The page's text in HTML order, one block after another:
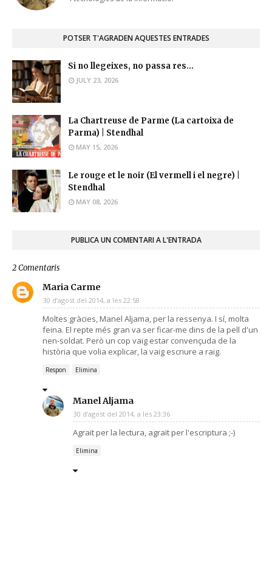
POTSER T'AGRADEN AQUESTES ENTRADES
Si no llegeixes, no passa res...
JULY 23, 2026
La Chartreuse de Parme (La cartoixa de
Parma) | Stendhal
MAY 15, 2026
Le rouge et le noir (El vermell i el negre) |
Stendhal
MAY 08, 2026
PUBLICA UN COMENTARI A L'ENTRADA
2 Comentaris
Maria Carme
30 d’agost del 2014, a les 22:58
Moltes gràcies, Manel Aljama, per la ressenya. I sí, molta
feina. El repte més gran va ser ficar-me dins de la pell d'un
nen-soldat. Però un cop vaig estar convençuda de la
història que volia explicar, la vaig escriure a raig.
Respon Elimina
Manel Aljama
30 d’agost del 2014, a les 23:36
Agraït per la lectura, agraït per l'escriptura ;-)
Elimina